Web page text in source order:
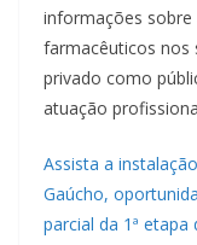
informações sobre
farmacêuticos nos
privado como
atuação
Assista a
Gaúcho,
parcial da 1ª etapa